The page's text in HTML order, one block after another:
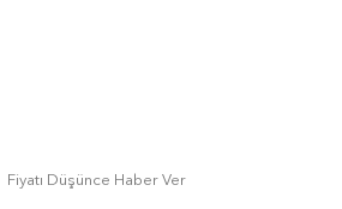
Fiyatı Düşünce Haber Ver